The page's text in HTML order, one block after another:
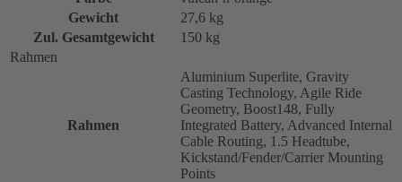
Gewicht
27,6 kg
Zul. Gesamtgewicht
150 kg
Rahmen
Rahmen
Aluminium Superlite, Gravity
Casting Technology, Agile Ride
Geometry, Boost148, Fully
Integrated Battery, Advanced Internal
Cable Routing, 1.5 Headtube,
Kickstand/Fender/Carrier Mounting
Points